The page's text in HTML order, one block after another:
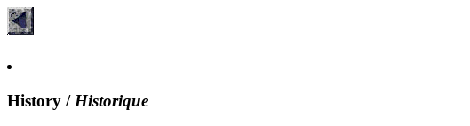
History / Historique